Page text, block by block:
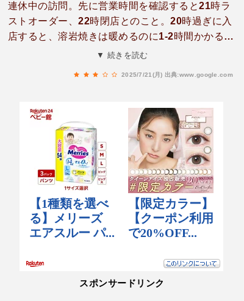
連休中の訪問。先に営業時間を確認すると21時ラ
ストオーダー、22時閉店とのこと。20時過ぎに入
店すると、溶岩焼きは暖めるのに1-2時間かかるの
でもうとオーダーが出来ないと言われました。(で
汁で食べるところが大きな違い)、馬刺しとレバ刺
しをオーダー。溶岩そばもオーダーが通ってなく
てバタバタしましたが、この界隈でこの時間で食
べられるところは少なくありがたかったです。QR
コードを読み取り、自分でオーダーします。
▼ 続きを読む
2025/7/21(月) 出典:www.google.com
スポンサードリンク